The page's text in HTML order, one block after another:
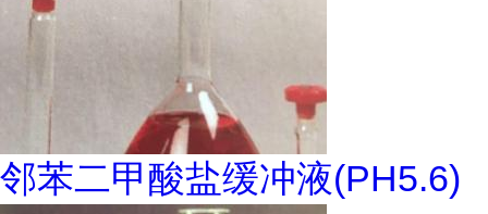
邻苯二甲酸盐缓冲液(PH5.6)